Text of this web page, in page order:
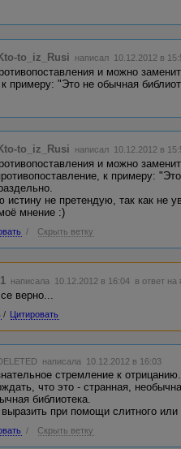
to_iz_Rusi написал 10.12.2012 в
и можно
к примеру: "Это не обычная
Kto-to_iz_Rusi написал 10.12.2012 в
и можно
к примеру:
истину не претендую, так как не
мнение :)
/ Скрыть ветку
написала 10.12.2012 в 16:04 в ответ на
верно...
/ Цитировать
написала 10.12.2012 в 16:03
стремление к
что это - странная,
библиотека.
при помощи слитного или
/ Скрыть ветку